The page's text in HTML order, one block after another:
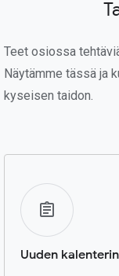
Teet osiossa
Näytämme tässä ja
kyseisen taidon.
Uuden